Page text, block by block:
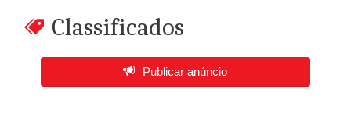
Classificados
Publicar anúncio